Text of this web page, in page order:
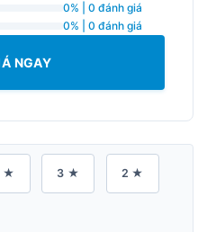
0% | 0 đánh giá
0% | 0 đánh giá
NGAY
★ 3 ★ 2 ★